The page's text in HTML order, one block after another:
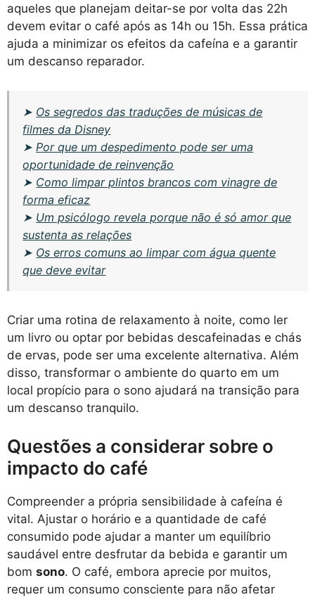
aqueles que planejam deitar-se por volta das 22h
devem evitar o café após as 14h ou 15h. Essa prática
ajuda a minimizar os efeitos da cafeína e a garantir
um descanso reparador.
➤ Os segredos das traduções de músicas de
filmes da Disney
➤ Por que um despedimento pode ser uma
oportunidade de reinvenção
➤ Como limpar plintos brancos com vinagre de
forma eficaz
➤ Um psicólogo revela porque não é só amor que
sustenta as relações
➤ Os erros comuns ao limpar com água quente
que deve evitar
Criar uma rotina de relaxamento à noite, como ler
um livro ou optar por bebidas descafeinadas e chás
de ervas, pode ser uma excelente alternativa. Além
disso, transformar o ambiente do quarto em um
local propício para o sono ajudará na transição para
um descanso tranquilo.
Questões a considerar sobre o
impacto do café
Compreender a própria sensibilidade à cafeína é
vital. Ajustar o horário e a quantidade de café
consumido pode ajudar a manter um equilíbrio
saudável entre desfrutar da bebida e garantir um
bom sono. O café, embora aprecie por muitos,
requer um consumo consciente para não afetar